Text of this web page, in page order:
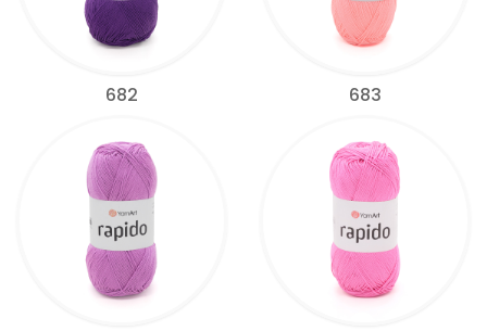
682 683